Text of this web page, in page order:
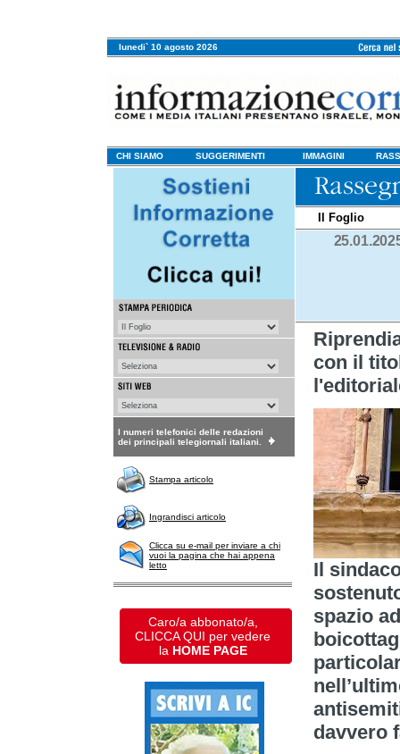
lunedi` 10 agosto 2026
CHI SIAMO SUGGERIMENTI IMMAGINI
I numeri telefonici delle redazioni
dei principali telegiornali italiani.
Stampa articolo
Ingrandisci articolo
Clicca su e-mail per inviare a chi
vuoi la pagina che hai appena
letto
Caro/a abbonato/a,
CLICCA QUI per vedere
la HOME PAGE
Il Foglio
con il
Il
spazio
davvero